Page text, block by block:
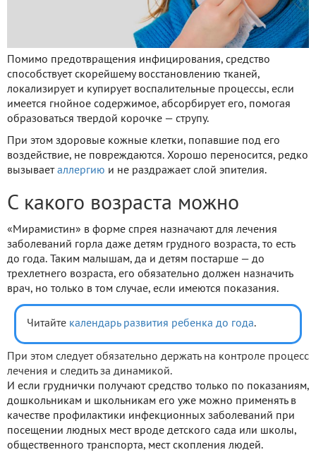
Помимо предотвращения инфицирования, средство
способствует скорейшему восстановлению тканей,
локализирует и купирует воспалительные процессы, если
имеется гнойное содержимое, абсорбирует его, помогая
образоваться твердой корочке — струпу.
При этом здоровые кожные клетки, попавшие под его
воздействие, не повреждаются. Хорошо переносится, редко
вызывает аллергию и не раздражает слой эпителия.
С какого возраста можно
«Мирамистин» в форме спрея назначают для лечения
заболеваний горла даже детям грудного возраста, то есть
до года. Таким малышам, да и детям постарше — до
трехлетнего возраста, его обязательно должен назначить
врач, но только в том случае, если имеются показания.
Читайте календарь развития ребенка до года.
При этом следует обязательно держать на контроле процесс
лечения и следить за динамикой.
И если груднички получают средство только по показаниям,
дошкольникам и школьникам его уже можно применять в
качестве профилактики инфекционных заболеваний при
посещении людных мест вроде детского сада или школы,
общественного транспорта, мест скопления людей.